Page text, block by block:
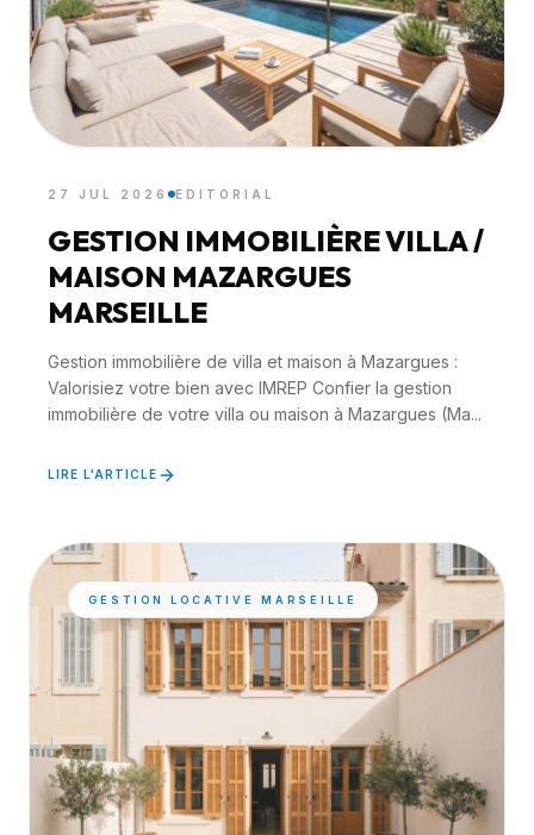
27 JUL 2026 EDITORIAL
GESTION IMMOBILIÈRE VILLA /
MAISON MAZARGUES
MARSEILLE
Gestion immobilière de villa et maison à Mazargues :
Valorisiez votre bien avec IMREP Confier la gestion
immobilière de votre villa ou maison à Mazargues (Ma...
LIRE L'ARTICLE
GESTION LOCATIVE MARSEILLE